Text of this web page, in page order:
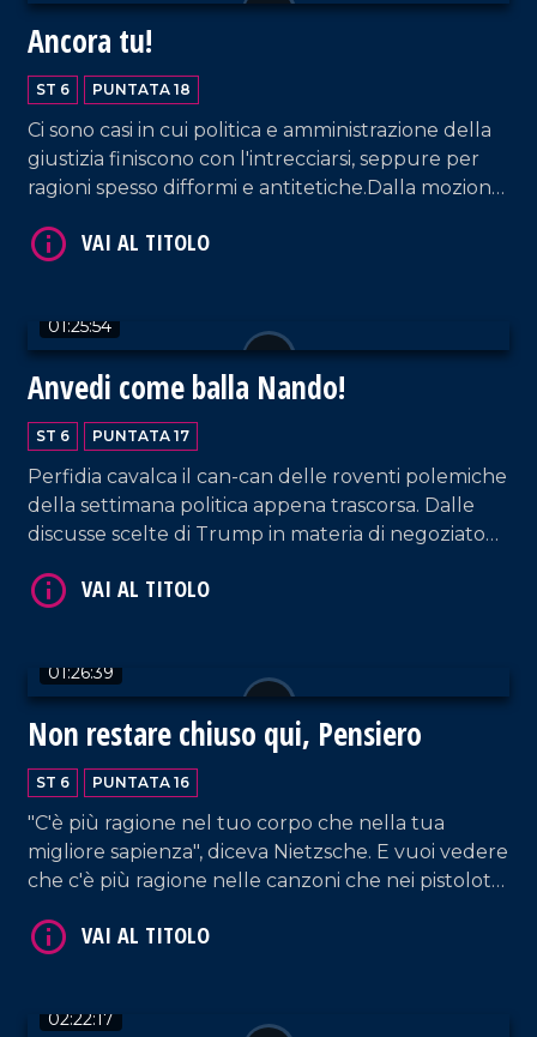
maldestramente di sbaraccare Elly, che, a sua
volta, teme di essere sfrattata a sinistra da
Giuseppe Conte.
Ancora tu!
ST 6 PUNTATA 18
Ci sono casi in cui politica e amministrazione della
giustizia finiscono con l'intrecciarsi, seppure per
ragioni spesso difformi e antitetiche.Dalla mozione
vicenda di Delmastro fino alla storia paradossale di
01:25:54
Anvedi come balla Nando!
ST 6 PUNTATA 17
Perfidia cavalca il can-can delle roventi polemiche
della settimana politica appena trascorsa. Dalle
discusse scelte di Trump in materia di negoziato
escludono dal tavolo l'Europa, alle fibrillazioni nel
di Forza Italia, dopo le spiazzanti dichiarazioni di
Marina Berlusconi, che imbarazzano la Meloni e
indeboliscono Tajani, tornando utili,
paradossalmente, a Roberto Occhiuto.
01:26:39
Non restare chiuso qui, Pensiero
ST 6 PUNTATA 16
"C'è più ragione nel tuo corpo che nella tua
migliore sapienza", diceva Nietzsche. E vuoi vedere
che c'è più ragione nelle canzoni che nei pistolotti
musica festivaliera, le parole e i pensieri disconnessi
linea.
02:22:17
VAI AL TITOLO
VAI AL TITOLO
VAI AL TITOLO